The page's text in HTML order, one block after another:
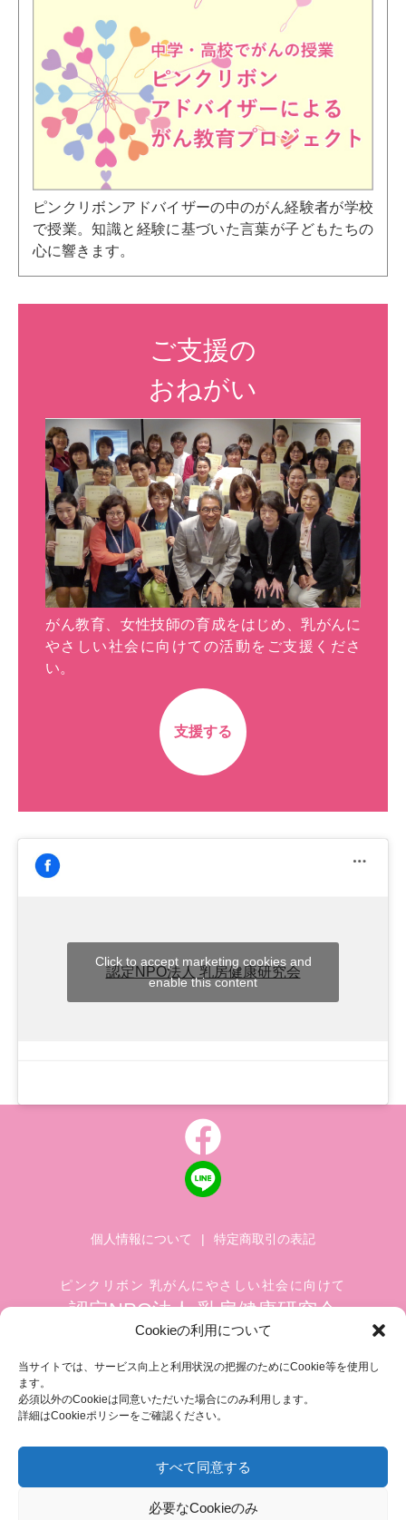
Cookieの利用について
当サイトでは、サービス向上と利用状況の把握のためにCookie等を使用し
ます。
必須以外のCookieは同意いただいた場合にのみ利用します。
詳細はCookieポリシーをご確認ください。
すべて同意する
必要なCookieのみ
ピンクリボンアドバイザーの中のがん経験者が学校
で授業。知識と経験に基づいた言葉が子どもたちの
心に響きます。
ご支援の
おねがい
がん教育、女性技師の育成をはじめ、乳がんに
やさしい社会に向けての活動をご支援くださ
い。
支援する
認定NPO法人 乳房健康研究会
Click to accept marketing cookies and
enable this content
個人情報について | 特定商取引の表記
ピンクリボン 乳がんにやさしい社会に向けて
認定NPO法人 乳房健康研究会
築地ホワイトビル 1002
FAX.03-3545-6545
info@breastcare.jp
COPYRIGHT (C) 2019 JAPAN SOCIETY OF BREAST HEALTH, ALL RIGHT RESERVED